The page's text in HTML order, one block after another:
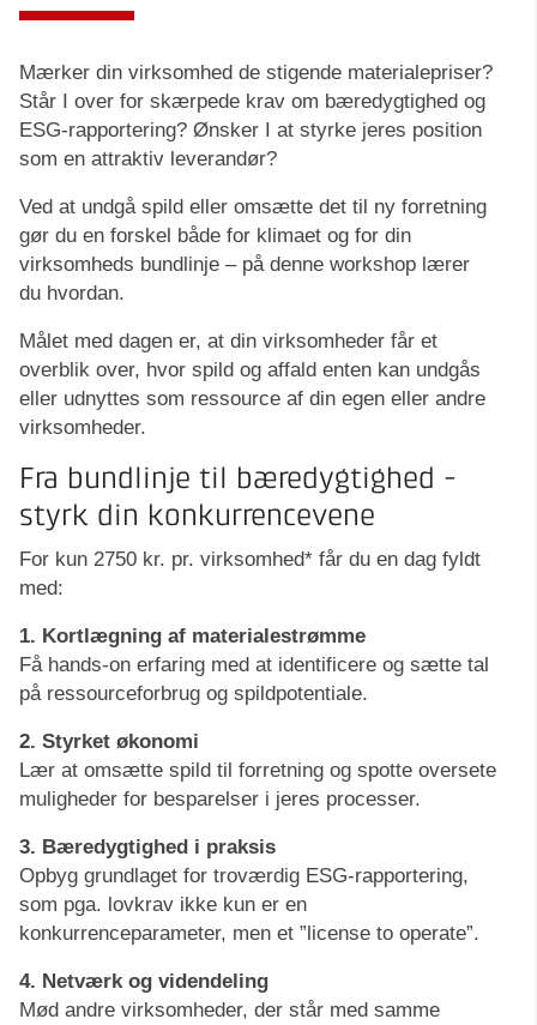
Mærker din virksomhed de stigende materialepriser?
Står I over for skærpede krav om bæredygtighed og
ESG-rapportering? Ønsker I at styrke jeres position
som en attraktiv leverandør?
Ved at undgå spild eller omsætte det til ny forretning
gør du en forskel både for klimaet og for din
virksomheds bundlinje – på denne workshop lærer
du hvordan.
Målet med dagen er, at din virksomheder får et
overblik over, hvor spild og affald enten kan undgås
eller udnyttes som ressource af din egen eller andre
virksomheder.
Fra bundlinje til bæredygtighed -
styrk din konkurrencevene
For kun 2750 kr. pr. virksomhed* får du en dag fyldt
med:
1. Kortlægning af materialestrømme
Få hands-on erfaring med at identificere og sætte tal
på ressourceforbrug og spildpotentiale.
2. Styrket økonomi
Lær at omsætte spild til forretning og spotte oversete
muligheder for besparelser i jeres processer.
3. Bæredygtighed i praksis
Opbyg grundlaget for troværdig ESG-rapportering,
som pga. lovkrav ikke kun er en
konkurrenceparameter, men et ”license to operate”.
4. Netværk og videndeling
Mød andre virksomheder, der står med samme